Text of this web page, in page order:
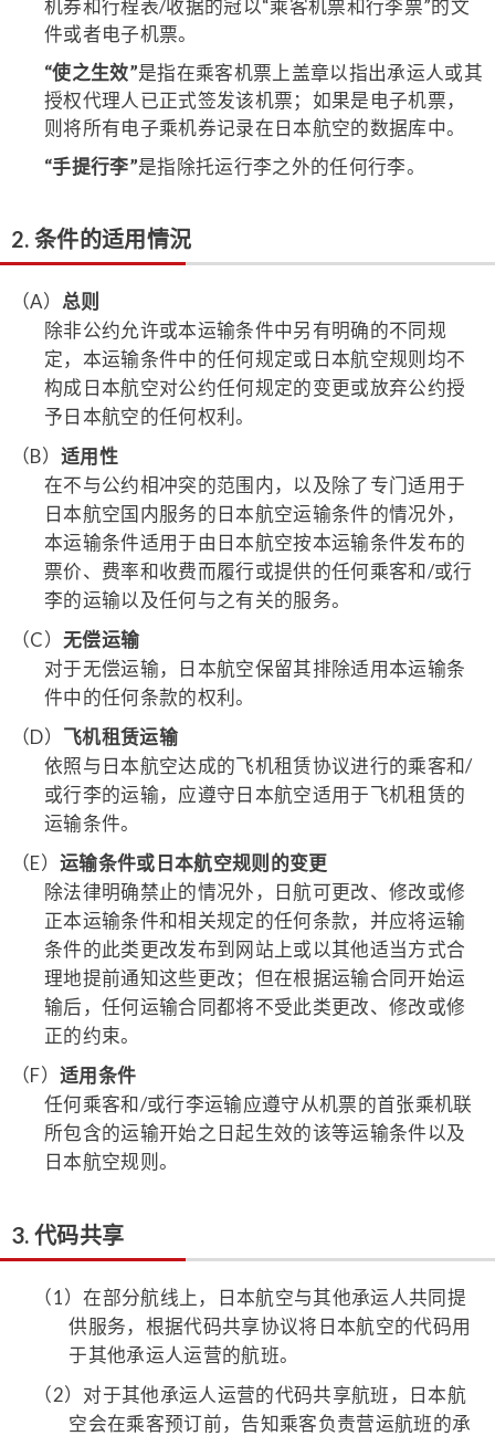
机券和行程表/收据的冠以“乘客机票和行李票”的文
件或者电子机票。
“使之生效”是指在乘客机票上盖章以指出承运人或其
授权代理人已正式签发该机票；如果是电子机票，
则将所有电子乘机券记录在日本航空的数据库中。
“手提行李”是指除托运行李之外的任何行李。
2. 条件的适用情況
（A） 总则
除非公约允许或本运输条件中另有明确的不同规
定，本运输条件中的任何规定或日本航空规则均不
构成日本航空对公约任何规定的变更或放弃公约授
予日本航空的任何权利。
（B）适用性
在不与公约相冲突的范围内，以及除了专门适用于
日本航空国内服务的日本航空运输条件的情况外，
本运输条件适用于由日本航空按本运输条件发布的
票价、费率和收费而履行或提供的任何乘客和/或行
李的运输以及任何与之有关的服务。
（C）无偿运输
对于无偿运输，日本航空保留其排除适用本运输条
件中的任何条款的权利。
（D） 飞机租赁运输
依照与日本航空达成的飞机租赁协议进行的乘客和/
或行李的运输，应遵守日本航空适用于飞机租赁的
运输条件。
（E）运输条件或日本航空规则的变更
除法律明确禁止的情况外，日航可更改、修改或修
正本运输条件和相关规定的任何条款，并应将运输
条件的此类更改发布到网站上或以其他适当方式合
理地提前通知这些更改；但在根据运输合同开始运
输后，任何运输合同都将不受此类更改、修改或修
正的约束。
（F）适用条件
任何乘客和/或行李运输应遵守从机票的首张乘机联
所包含的运输开始之日起生效的该等运输条件以及
日本航空规则。
3. 代码共享
（1）在部分航线上，日本航空与其他承运人共同提
供服务，根据代码共享协议将日本航空的代码用
于其他承运人运营的航班。
（2） 对于其他承运人运营的代码共享航班，日本航
空会在乘客预订前，告知乘客负责营运航班的承